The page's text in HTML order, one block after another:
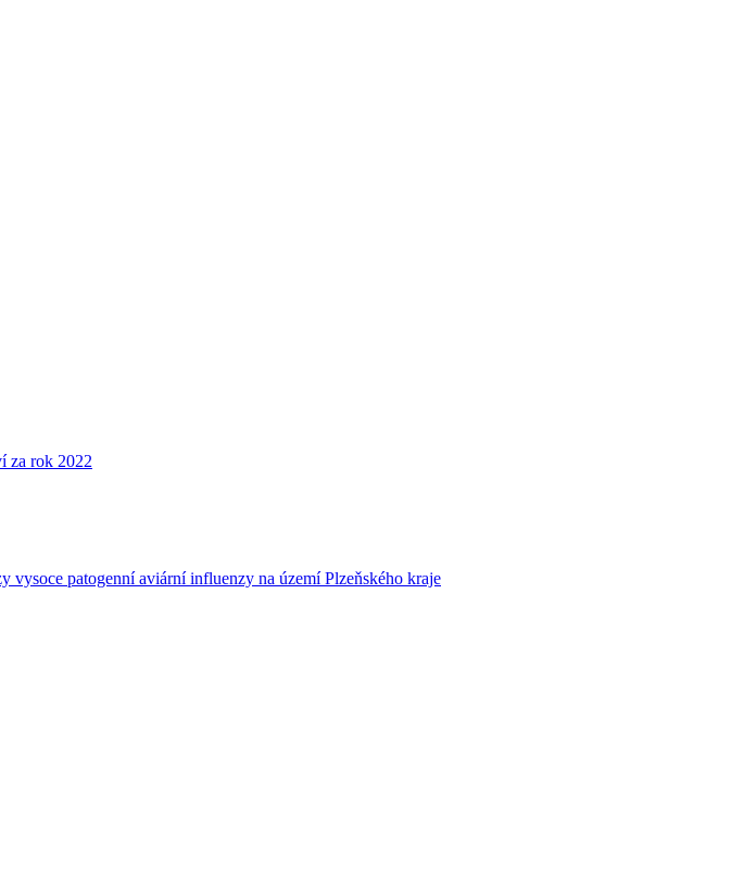
za rok 2022
vysoce patogenní aviární influenzy na území Plzeňského kraje